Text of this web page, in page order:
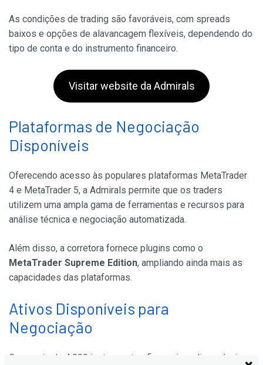
As condições de trading são favoráveis, com spreads
baixos e opções de alavancagem flexíveis, dependendo do
tipo de conta e do instrumento financeiro.
Visitar website da Admirals
Plataformas de Negociação
Disponíveis
Oferecendo acesso às populares plataformas MetaTrader
4 e MetaTrader 5, a Admirals permite que os traders
utilizem uma ampla gama de ferramentas e recursos para
análise técnica e negociação automatizada.
Além disso, a corretora fornece plugins como o
MetaTrader Supreme Edition, ampliando ainda mais as
capacidades das plataformas.
Ativos Disponíveis para
Negociação
Com mais de 4.000 instrumentos financeiros disponíveis,